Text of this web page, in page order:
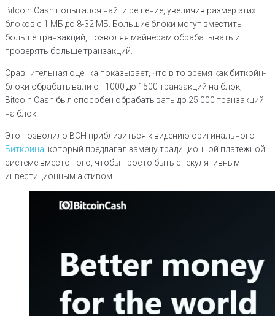
Bitcoin Cash попытался найти решение, увеличив размер этих
блоков с 1 МБ до 8-32 МБ. Большие блоки могут вместить
больше транзакций, позволяя майнерам обрабатывать и
проверять больше транзакций.
Сравнительная оценка показывает, что в то время как биткойн-
блоки обрабатывали от 1000 до 1500 транзакций на блок,
Bitcoin Cash был способен обрабатывать до 25 000 транзакций
на блок.
Это позволило BCH приблизиться к видению оригинального
Биткоина , который предлагал замену традиционной платежной
системе вместо того, чтобы просто быть спекулятивным
инвестиционным активом.